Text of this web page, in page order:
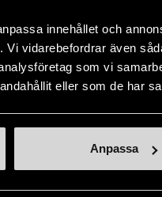
innehållet och
vidarebefordrar även
som vi
eller som de har
Anpassa